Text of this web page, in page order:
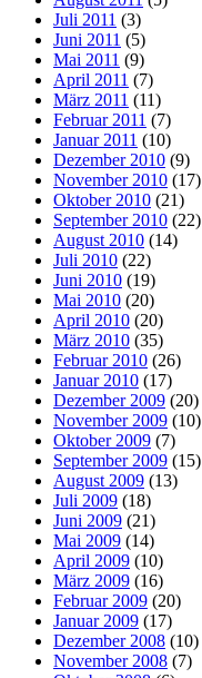
Juli 2011 (3)
Juni 2011 (5)
Mai 2011 (9)
April 2011 (7)
März 2011 (11)
Februar 2011 (7)
Januar 2011 (10)
Dezember 2010 (9)
November 2010 (17)
Oktober 2010 (21)
September 2010 (22)
August 2010 (14)
Juli 2010 (22)
Juni 2010 (19)
Mai 2010 (20)
April 2010 (20)
März 2010 (35)
Februar 2010 (26)
Januar 2010 (17)
Dezember 2009 (20)
November 2009 (10)
Oktober 2009 (7)
September 2009 (15)
August 2009 (13)
Juli 2009 (18)
Juni 2009 (21)
Mai 2009 (14)
April 2009 (10)
März 2009 (16)
Februar 2009 (20)
Januar 2009 (17)
Dezember 2008 (10)
November 2008 (7)